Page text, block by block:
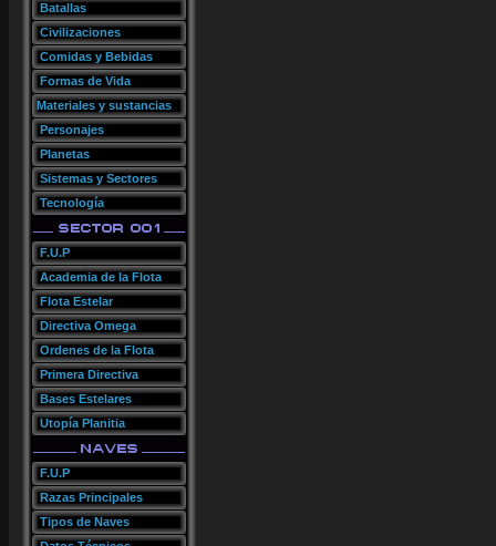
Batallas
Civilizaciones
Comidas y Bebidas
Formas de Vida
Materiales y sustancias
Personajes
Planetas
Sistemas y Sectores
Tecnología
F.U.P
Academia de la Flota
Flota Estelar
Directiva Omega
Ordenes de la Flota
Primera Directiva
Bases Estelares
Utopía Planitia
F.U.P
Razas Principales
Tipos de Naves